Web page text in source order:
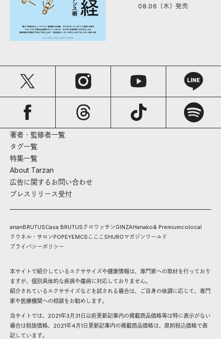
08.06（木）発売
著者・監修者一覧
タグ一覧
特集一覧
About Tarzan
広告に関するお問い合わせ
プレスリリース受付
ananBRUTUSCasa BRUTUS クロワッサンGINZAHanako& Premiumcolocal
クウネル・サロンPOPEYEMCS こここ SHUROマガジンワールド
プライバシーポリシー
本サイトで紹介しているエクササイズや健康情報は、専門家への取材を行っており
ますが、個別具体的な疾病や傷病に対応しておりません。
紹介されているエクササイズなどを試される場合は、ご自身の体調に応じて、専門
家や医療機関への相談をお勧めします。
当サイトでは、2021年3月31日以前更新記事内の掲載商品価格等は特に表示がない
場合は税抜価格、2021年4月1日更新記事内の掲載商品価格は、原則税込価格で表
記しています。